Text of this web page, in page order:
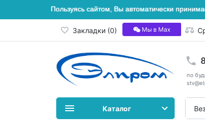
Пользуясь сайтом, Вы автоматически
Закладки (0) Мы в Мах
по
Каталог